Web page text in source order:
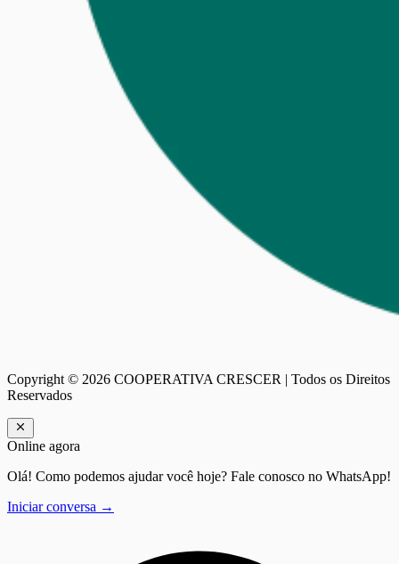
Copyright © 2026 COOPERATIVA CRESCER | Todos os Direitos
Reservados
Online agora
Olá! Como podemos ajudar você hoje? Fale conosco no WhatsApp!
Iniciar conversa →